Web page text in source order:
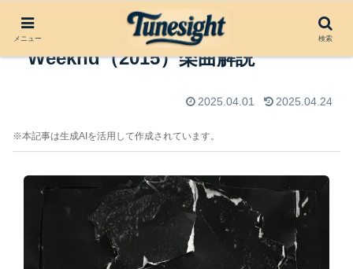
The Hills by The
Weeknd（2015）楽曲解説
2025.04.01 2025.04.24
※本記事は生成AIを活用して作成されています。
メニュー 検索